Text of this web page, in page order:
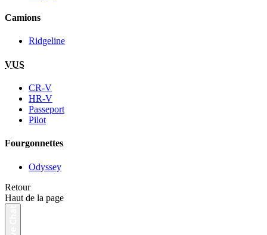
Camions
Ridgeline
VUS
CR-V
HR-V
Passeport
Pilot
Fourgonnettes
Odyssey
Retour
Haut de la page